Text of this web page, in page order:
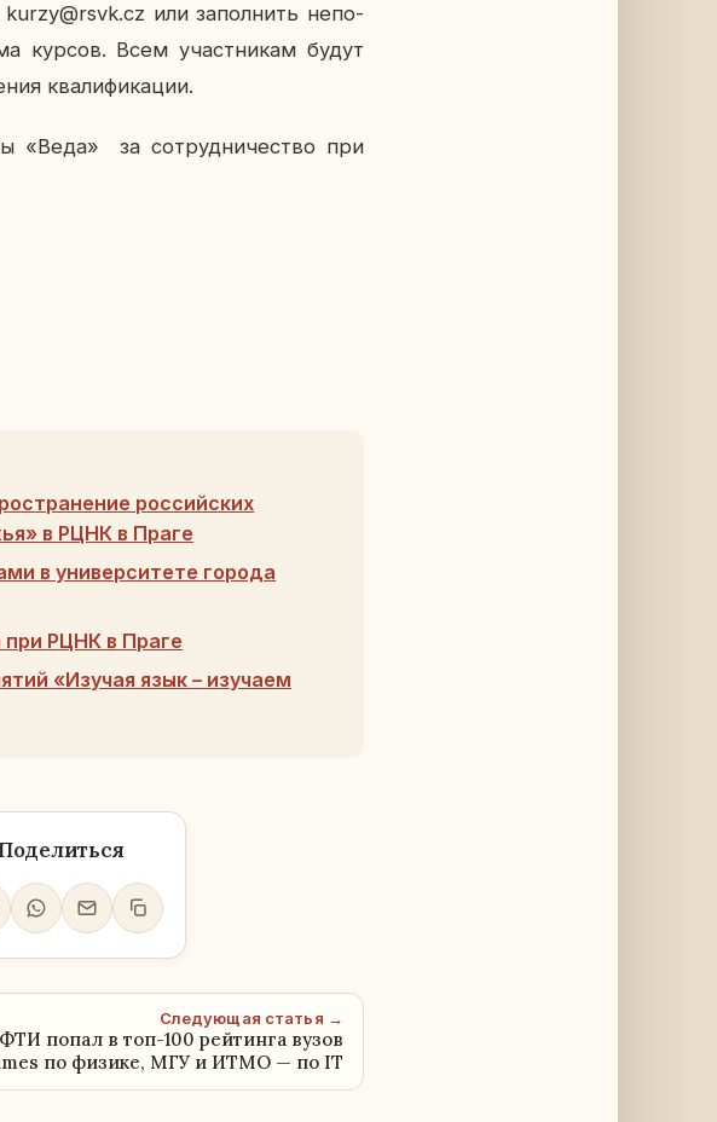
или за­пол­нить непо­
курсов. Всем участ­ни­кам будут
ква­ли­фи­ка­ции.
«Веда» за со­труд­ни­че­ство при
российских
в РЦНК в Праге
в университете города
при РЦНК в Праге
«Изучая язык – изучаем
Поделиться
Следующая статья →
попал в топ-100 рейтинга вузов
по физике, МГУ и ИТМО — по IT